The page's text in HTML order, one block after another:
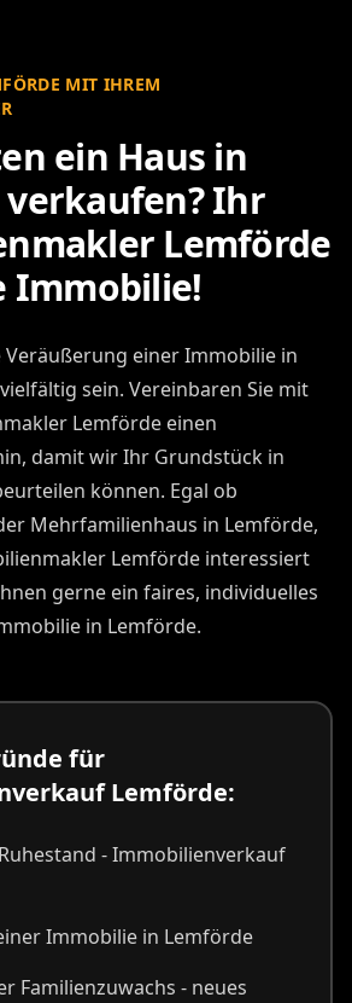
MIT IHREM
ein Haus in
Ihr
Lemförde
Immobilie!
einer Immobilie in
sein. Vereinbaren Sie mit
Lemförde einen
damit wir Ihr Grundstück in
können. Egal ob
Mehrfamilienhaus in Lemförde,
Lemförde interessiert
gerne ein faires, individuelles
in Lemförde.
für
Lemförde:
- Immobilienverkauf
Immobilie in Lemförde
Familienzuwachs - neues